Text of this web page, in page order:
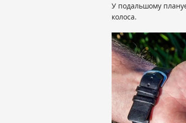
У подальшому
колоса.